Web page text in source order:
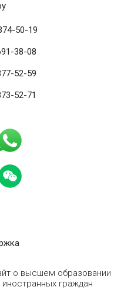
50-19
38-08
52-59
52-71
о высшем образовании
граждан